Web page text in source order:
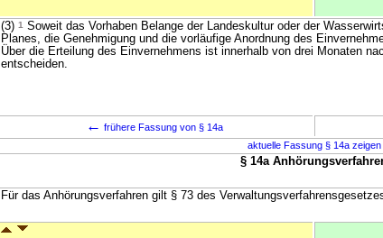
(3) 1 Soweit das Vorhaben Belange der Landeskultur oder der
Planes, die Genehmigung und die vorläufige Anordnung des
Über die Erteilung des Einvernehmens ist innerhalb von drei Monaten
entscheiden.
← frühere Fassung von § 14a
aktuelle Fassung § 14a zeigen
§ 14a
Für das Anhörungsverfahren gilt § 73 des